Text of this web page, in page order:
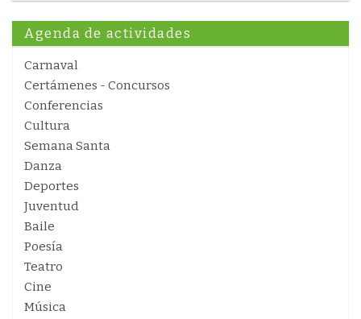
Agenda de actividades
Carnaval
Certámenes - Concursos
Conferencias
Cultura
Semana Santa
Danza
Deportes
Juventud
Baile
Poesía
Teatro
Cine
Música